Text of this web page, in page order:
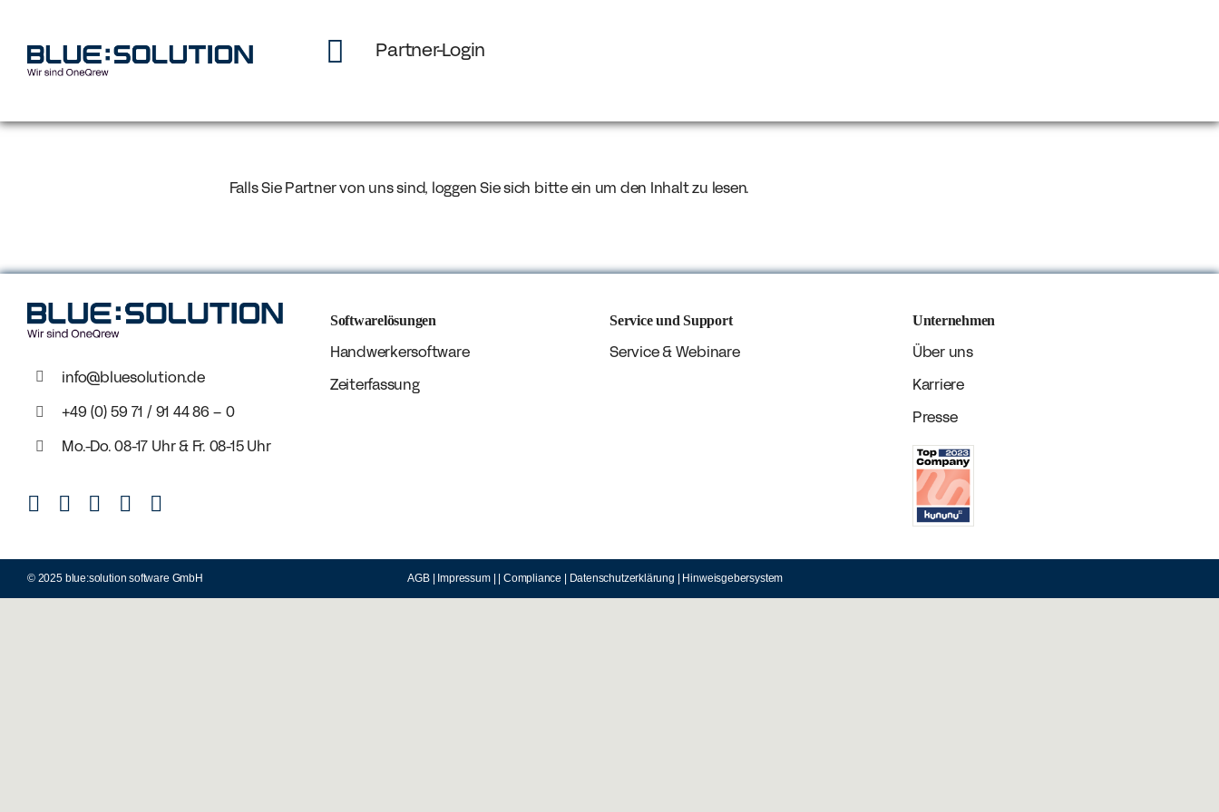
content
Partner-Login
Falls Sie Partner von uns sind, loggen Sie sich bitte ein um den Inhalt zu lesen.
info@bluesolution.de
+49 (0) 59 71 / 91 44 86 – 0
Mo.-Do. 08-17 Uhr & Fr. 08-15 Uhr
Softwarelösungen
Handwerkersoftware
Zeiterfassung
Service und Support
Service & Webinare
Unternehmen
Über uns
Karriere
Presse
© 2025 blue:solution software GmbH AGB| Impressum| | Compliance | Datenschutzerklärung | Hinweisgebersystem